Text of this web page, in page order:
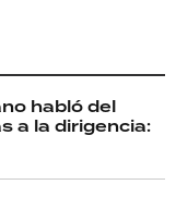
habló del
a la dirigencia: